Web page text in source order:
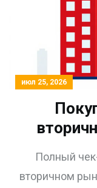
июл 25, 2026
Полный
вторичном